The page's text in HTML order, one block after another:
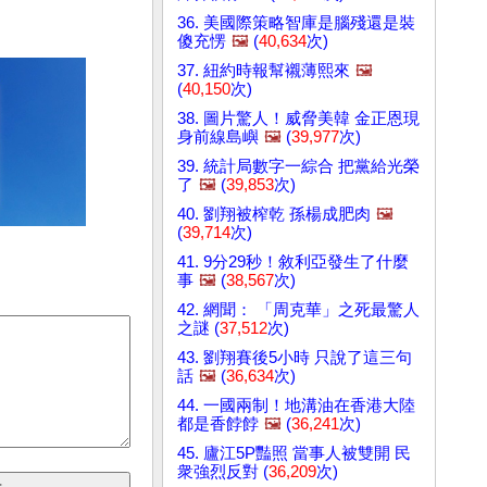
36. 美國際策略智庫是腦殘還是裝
傻充愣 🖼️ (40,634次)
37. 紐約時報幫襯薄熙來 🖼️
(40,150次)
38. 圖片驚人！威脅美韓 金正恩現
身前線島嶼 🖼️ (39,977次)
39. 統計局數字一綜合 把黨給光榮
了 🖼️ (39,853次)
40. 劉翔被榨乾 孫楊成肥肉 🖼️
(39,714次)
41. 9分29秒！敘利亞發生了什麼
事 🖼️ (38,567次)
42. 網聞： 「周克華」之死最驚人
之謎 (37,512次)
43. 劉翔賽後5小時 只說了這三句
話 🖼️ (36,634次)
44. 一國兩制！地溝油在香港大陸
都是香餑餑 🖼️ (36,241次)
45. 廬江5P豔照 當事人被雙開 民
衆強烈反對 (36,209次)